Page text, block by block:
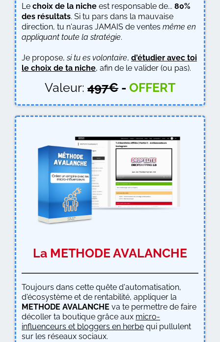
Le choix de la niche est responsable de... 80%
des résultats. Si tu pars dans la mauvaise
direction, tu n'auras JAMAIS de ventes même en
appliquant toute la stratégie.
Je propose,si tu es volontaire, d'étudier avec toi
le choix de ta niche, afin de le valider (ou pas).
Valeur: 497€ - OFFERT
La METHODE AVALANCHE
Toujours dans cette quête d'automatisation,
d'écosystème et de rentabilité, appliquer la
METHODE AVALANCHE va te permettre de faire
décoller ta boutique grâce aux micro-
influenceurs et bloggers en herbe qui pullulent
sur les réseaux sociaux.